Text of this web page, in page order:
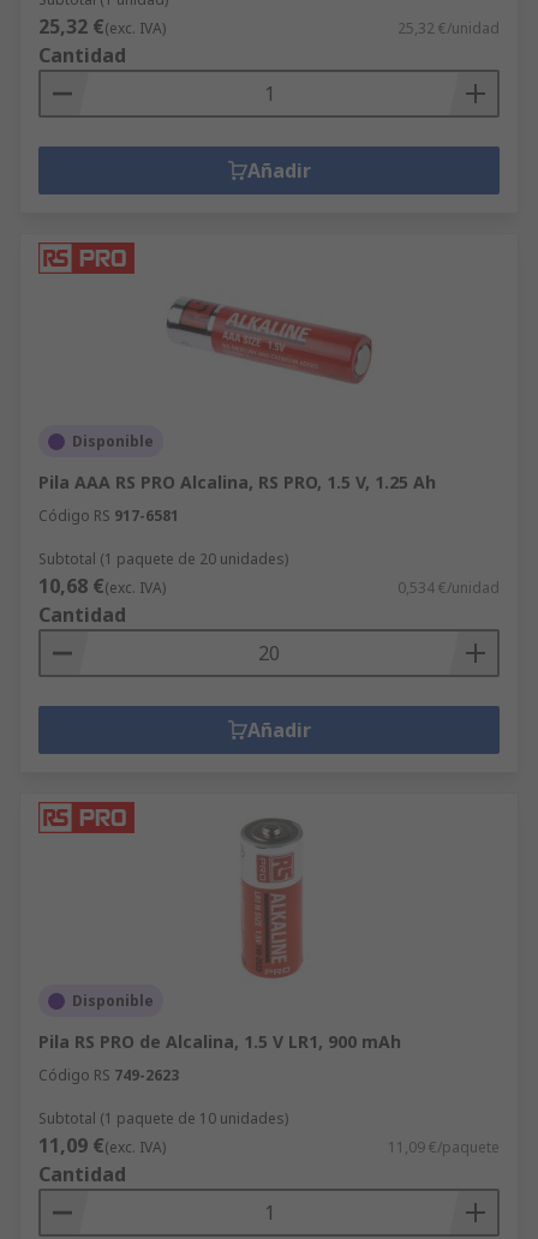
25,32 €(exc. IVA) 25,32 €/unidad
Cantidad
Añadir
Disponible
Pila AAA RS PRO Alcalina, RS PRO, 1.5 V, 1.25 Ah
Código RS 917-6581
Subtotal (1 paquete de 20 unidades)
10,68 €(exc. IVA) 0,534 €/unidad
Cantidad
Añadir
Disponible
Pila RS PRO de Alcalina, 1.5 V LR1, 900 mAh
Código RS 749-2623
Subtotal (1 paquete de 10 unidades)
11,09 €(exc. IVA) 11,09 €/paquete
Cantidad